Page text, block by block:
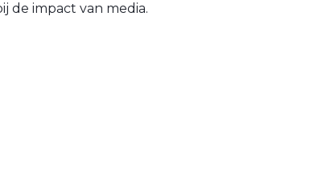
de impact van media.